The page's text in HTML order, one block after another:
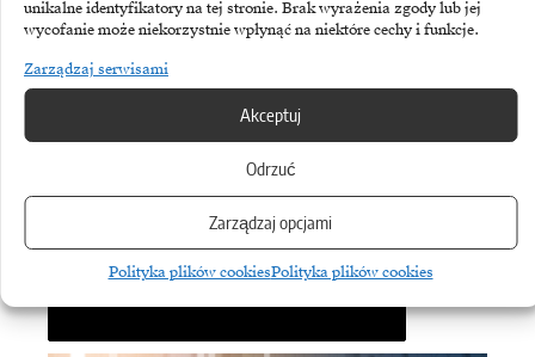
unikalne identyfikatory na tej stronie. Brak wyrażenia zgody lub jej
wycofanie może niekorzystnie wpłynąć na niektóre cechy i funkcje.
Zarządzaj serwisami
Akceptuj
Odrzuć
Zarządzaj opcjami
Polityka plików cookiesPolityka plików cookies
akceptujesz nasząpolitykę